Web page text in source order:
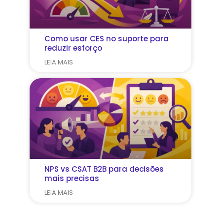
Como usar CES no suporte para
reduzir esforço
LEIA MAIS
NPS vs CSAT B2B para decisões
mais precisas
LEIA MAIS